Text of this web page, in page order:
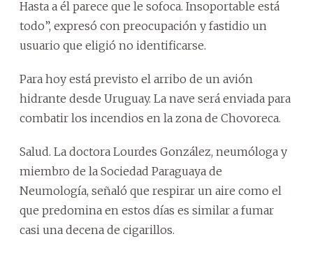
Hasta a él parece que le sofoca. Insoportable está
todo”, expresó con preocupación y fastidio un
usuario que eligió no identificarse.
Para hoy está previsto el arribo de un avión
hidrante desde Uruguay. La nave será enviada para
combatir los incendios en la zona de Chovoreca.
Salud. La doctora Lourdes González, neumóloga y
miembro de la Sociedad Paraguaya de
Neumología, señaló que respirar un aire como el
que predomina en estos días es similar a fumar
casi una decena de cigarillos.